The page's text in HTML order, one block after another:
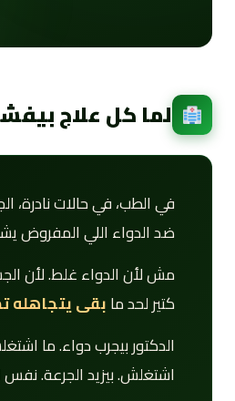
لما كل علاج
في الطب، في حالات نادرة،
ضد الدواء اللي المفروض
مش لأن الدواء غلط. لأن
كتير لحد مابقى يتجاهله
الدكتور بيجرب دواء. ما
اشتغلش. بيزيد الجرعة. نفس